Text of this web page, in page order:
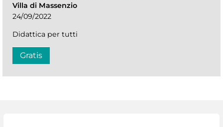
Villa di Massenzio
24/09/2022
Didattica per tutti
Gratis